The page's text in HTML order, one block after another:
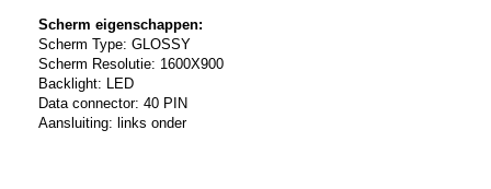
Scherm eigenschappen:
Scherm Type: GLOSSY
Scherm Resolutie: 1600X900
Backlight: LED
Data connector: 40 PIN
Aansluiting: links onder